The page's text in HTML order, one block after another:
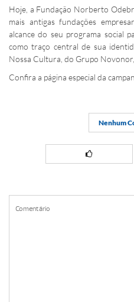
Hoje, a Fundação Norberto
mais antigas fundações
alcance do seu programa social
como traço central de sua
Nossa Cultura, do Grupo
Confira a página especial da
Nenhum